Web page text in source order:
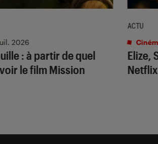
: à partir de quel
le film Mission
2026
Elize,
ACTU